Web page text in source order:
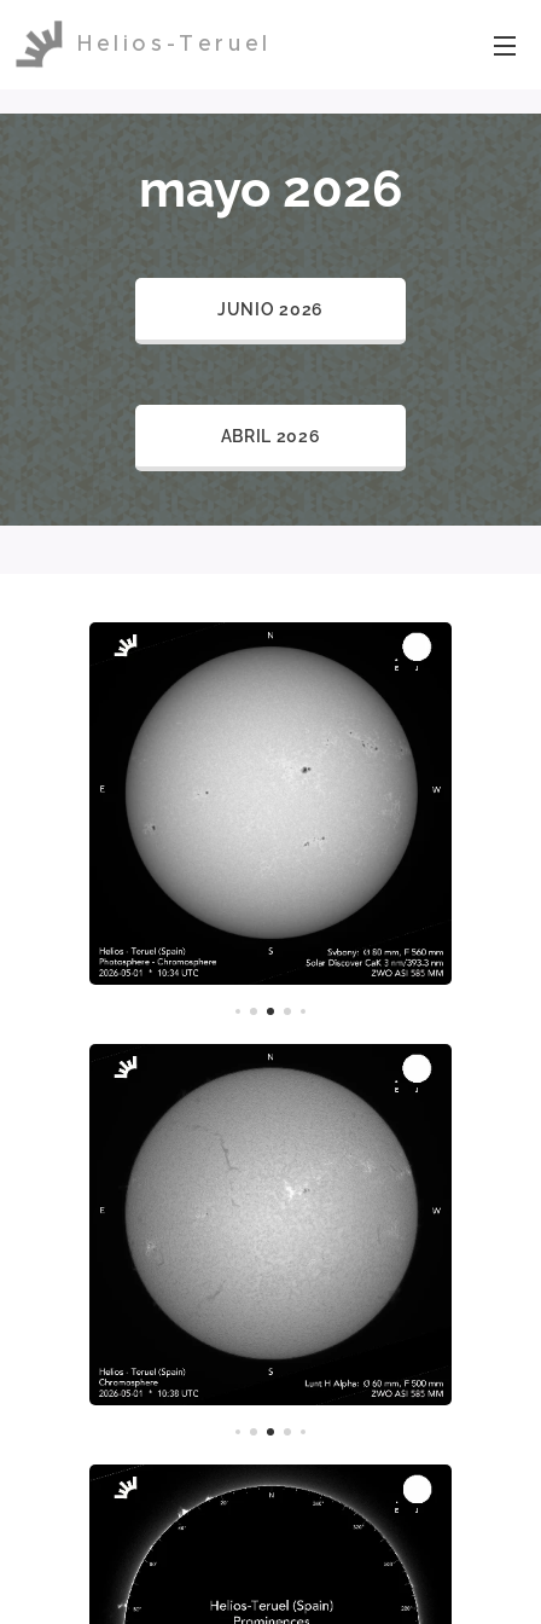
Helios-Teruel
mayo 2026
JUNIO 2026
ABRIL 2026